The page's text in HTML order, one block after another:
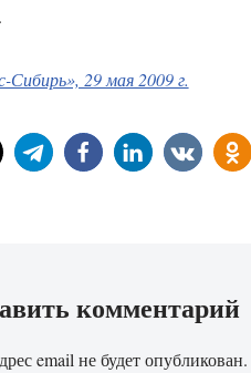
Сибирь», 29 мая 2009 г.
комментарий
email не будет опубликован.